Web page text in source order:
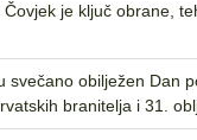
Čovjek je ključ obrane,
svečano obilježen Dan
branitelja i 31.